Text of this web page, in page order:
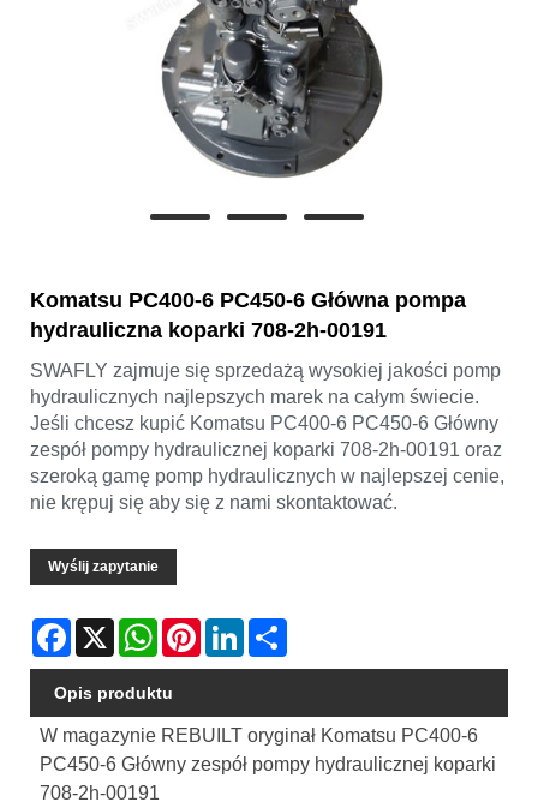
Komatsu PC400-6 PC450-6 Główna pompa
hydrauliczna koparki 708-2h-00191
SWAFLY zajmuje się sprzedażą wysokiej jakości pomp
hydraulicznych najlepszych marek na całym świecie.
Jeśli chcesz kupić Komatsu PC400-6 PC450-6 Główny
zespół pompy hydraulicznej koparki 708-2h-00191 oraz
szeroką gamę pomp hydraulicznych w najlepszej cenie,
nie krępuj się aby się z nami skontaktować.
Wyślij zapytanie
Facebook
X WhatsAppPinterestLinkedIn
Opis produktu
W magazynie REBUILT oryginał Komatsu PC400-6
PC450-6 Główny zespół pompy hydraulicznej koparki
708-2h-00191